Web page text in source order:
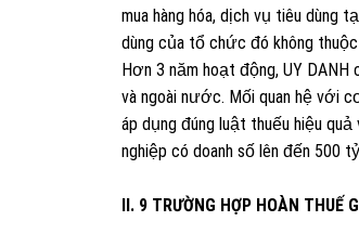
mua hàng hóa, dịch vụ tiêu
dùng của tổ chức đó không
Hơn 3 năm hoạt động, UY DANH
và ngoài nước. Mối quan hệ với
áp dụng đúng luật thuếu hiệu quả
nghiệp có doanh số lên đến 500
II. 9 TRƯỜNG HỢP HOÀN THUẾ